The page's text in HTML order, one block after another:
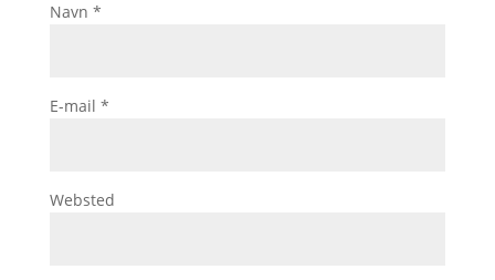
Navn *
E-mail *
Websted